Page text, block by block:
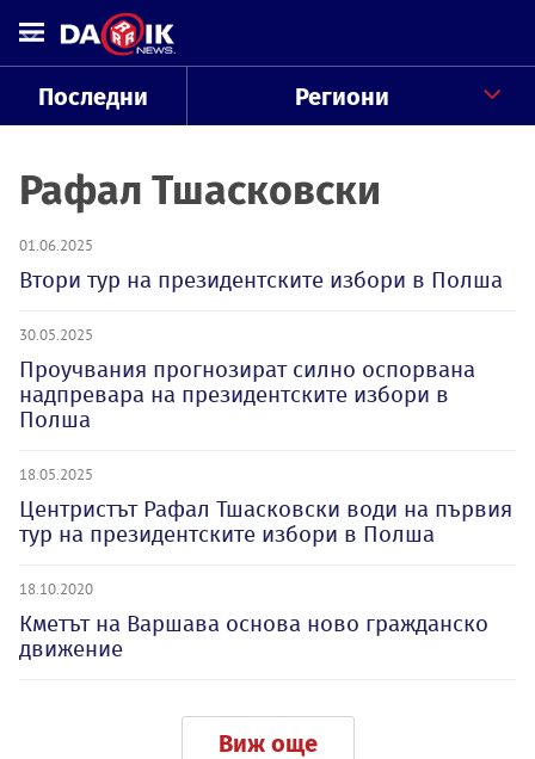
Последни Региони
Рафал Тшасковски
01.06.2025
Втори тур на президентските избори в Полша
30.05.2025
Проучвания прогнозират силно оспорвана
надпревара на президентските избори в
Полша
18.05.2025
Центристът Рафал Тшасковски води на първия
тур на президентските избори в Полша
18.10.2020
Кметът на Варшава основа ново гражданско
движение
Виж още